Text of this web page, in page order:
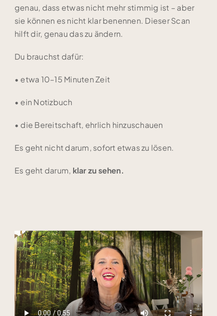
genau, dass etwas nicht mehr stimmig ist – aber
sie können es nicht klar benennen. Dieser Scan
hilft dir, genau das zu ändern.
Du brauchst dafür:
• etwa 10–15 Minuten Zeit
• ein Notizbuch
• die Bereitschaft, ehrlich hinzuschauen
Es geht nicht darum, sofort etwas zu lösen.
Es geht darum, klar zu sehen.